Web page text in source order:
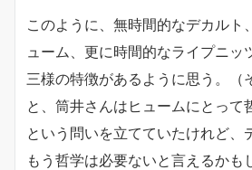
このように、無時間的なデカルト
ューム、更に時間的なライプニッ
三様の特徴があるように思う。（
と、筒井さんはヒュームにとって
という問いを立てていたけれど、
もう哲学は必要ないと言えるかも